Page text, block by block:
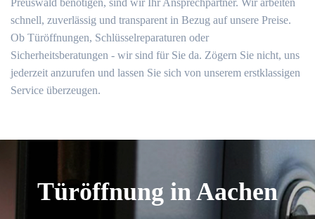
Preuswald benötigen, sind wir Ihr Ansprechpartner. Wir arbeiten
schnell, zuverlässig und transparent in Bezug auf unsere Preise.
Ob Türöffnungen, Schlüsselreparaturen oder
Sicherheitsberatungen - wir sind für Sie da. Zögern Sie nicht, uns
jederzeit anzurufen und lassen Sie sich von unserem erstklassigen
Service überzeugen.
Türöffnung in Aachen